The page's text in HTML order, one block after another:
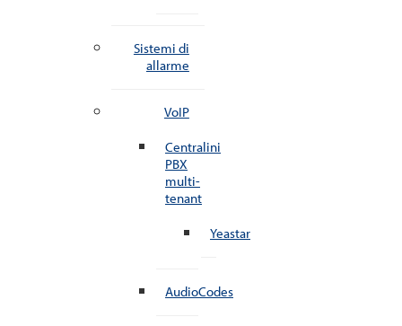
Sistemi di
allarme
VoIP
Centralini
PBX
multi-
tenant
Yeastar
AudioCodes